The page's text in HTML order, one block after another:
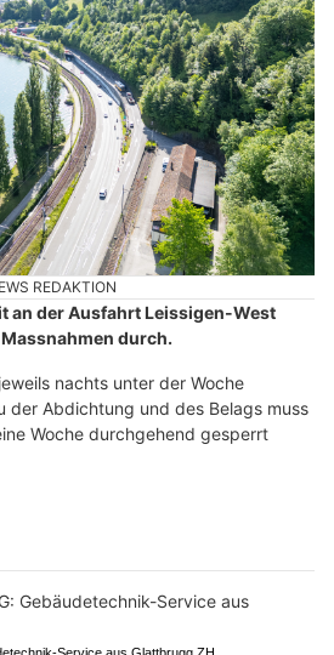
REDAKTION
an der Ausfahrt Leissigen-West
durch.
nachts unter der Woche
der Abdichtung und des Belags muss
Woche durchgehend gesperrt